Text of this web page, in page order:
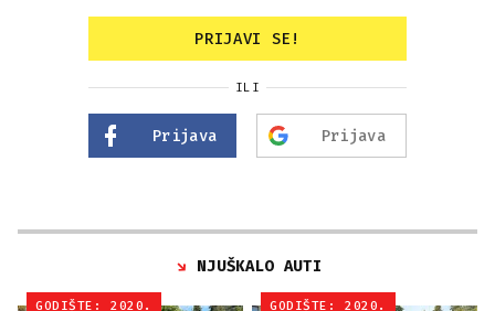
PRIJAVI SE!
ILI
Prijava Prijava
NJUŠKALO AUTI
GODIŠTE: 2020. GODIŠTE: 2020.